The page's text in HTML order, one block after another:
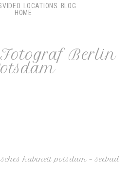
LOCATIONS
BLOG
HOME
Berlin
kabinett potsdam – seebad